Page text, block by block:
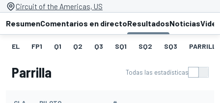
Circuit of the Americas, US
ResumenComentarios en directoResultadosNoticias
EL FP1 Q1 Q2 Q3 SQ1 SQ2 SQ3
Parrilla Todas las estadísticas